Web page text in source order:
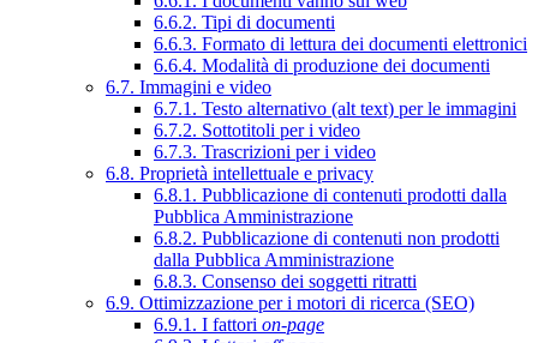
6.6.2. Tipi di documenti
6.6.3. Formato di lettura dei documenti elettronici
6.6.4. Modalità di produzione dei documenti
6.7. Immagini e video
6.7.1. Testo alternativo (alt text) per le immagini
6.7.2. Sottotitoli per i video
6.7.3. Trascrizioni per i video
6.8. Proprietà intellettuale e privacy
6.8.1. Pubblicazione di contenuti prodotti dalla
Pubblica Amministrazione
6.8.2. Pubblicazione di contenuti non prodotti
dalla Pubblica Amministrazione
6.8.3. Consenso dei soggetti ritratti
6.9. Ottimizzazione per i motori di ricerca (SEO)
6.9.1. I fattori on-page